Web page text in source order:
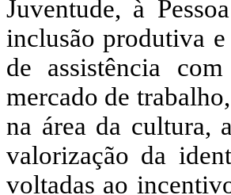
Juventude, à
inclusão produtiva
de assistência
mercado de
na área da cultura,
valorização da
voltadas ao